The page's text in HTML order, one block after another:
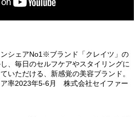
シェアNo1※ブランド「クレイツ」の
、毎日のセルフケアやスタイリングに
いただける、新感覚の美容ブランド。
率2023年5-6月 株式会社セイファー